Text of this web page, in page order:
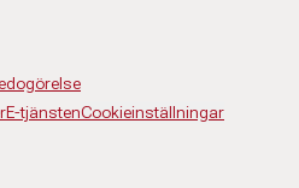
E-tjänstenCookieinställningar